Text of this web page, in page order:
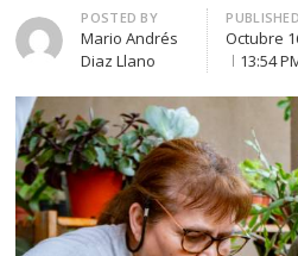
Author
POSTED BY
Mario Andrés
Diaz Llano
PUBLISHED
Octubre
13:54